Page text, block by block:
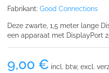
Fabrikant: Good Connections
Deze zwarte, 1,5 meter lange
een apparaat met DisplayPort
9,00 € incl. btw, excl.